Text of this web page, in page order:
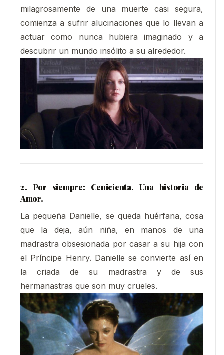
milagrosamente de una muerte casi segura,
comienza a sufrir alucinaciones que lo llevan a
actuar como nunca hubiera imaginado y a
descubrir un mundo insólito a su alrededor.
2. Por siempre: Cenicienta, Una historia de
Amor.
La pequeña Danielle, se queda huérfana, cosa
que la deja, aún niña, en manos de una
madrastra obsesionada por casar a su hija con
el Príncipe Henry. Danielle se convierte así en
la criada de su madrastra y de sus
hermanastras que son muy crueles.